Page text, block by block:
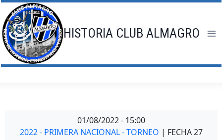
Saltar
al
contenido
HISTORIA CLUB ALMAGRO
01/08/2022 - 15:00
2022 - PRIMERA NACIONAL - TORNEO | FECHA 27